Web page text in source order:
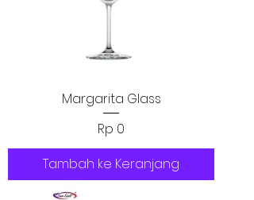
Margarita Glass
Harga
Rp 0
Tambah ke Keranjang